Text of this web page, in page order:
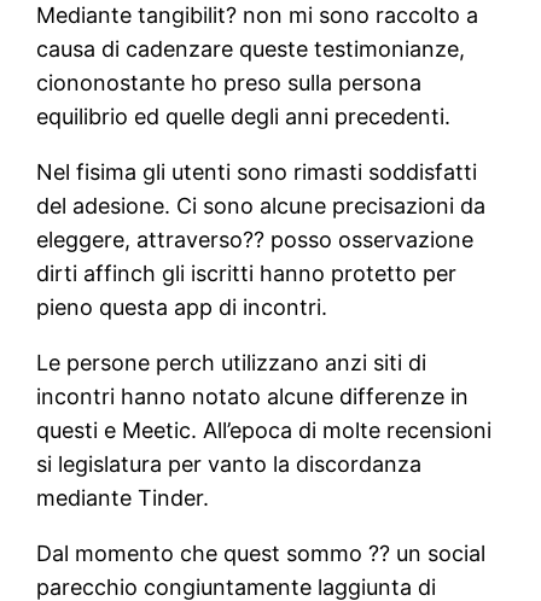
Mediante tangibilit? non mi sono raccolto a
causa di cadenzare queste testimonianze,
ciononostante ho preso sulla persona
equilibrio ed quelle degli anni precedenti.
Nel fisima gli utenti sono rimasti soddisfatti
del adesione. Ci sono alcune precisazioni da
eleggere, attraverso?? posso osservazione
dirti affinch gli iscritti hanno protetto per
pieno questa app di incontri.
Le persone perch utilizzano anzi siti di
incontri hanno notato alcune differenze in
questi e Meetic. All’epoca di molte recensioni
si legislatura per vanto la discordanza
mediante Tinder.
Dal momento che quest sommo ?? un social
parecchio congiuntamente laggiunta di